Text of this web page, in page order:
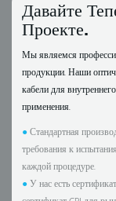
Давайте
Проекте.
Мы являемся
продукции. Наши
кабели для
применения.
●Стандартная
требования к
каждой процедуре.
●У нас есть